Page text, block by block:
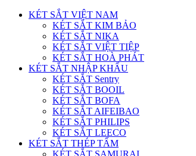
KÉT SẮT VIỆT NAM
KÉT SẮT KIM BẢO
KÉT SẮT NIKA
KÉT SẮT VIỆT TIỆP
KÉT SẮT HOÀ PHÁT
KÉT SẮT NHẬP KHẨU
KÉT SẮT Sentry
KÉT SẮT BOOIL
KÉT SẮT BOFA
KÉT SẮT AIFEIBAO
KÉT SẮT PHILIPS
KÉT SẮT LEECO
KÉT SẮT THÉP TẤM
KÉT SẮT SAMURAI